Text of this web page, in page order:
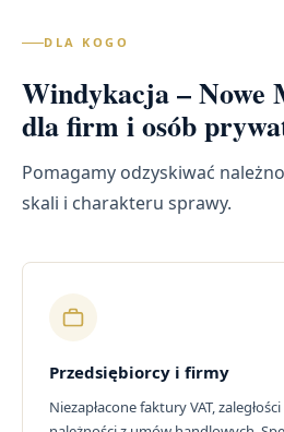
DLA KOGO
Windykacja – Nowe
dla firm i osób
Pomagamy odzyskiwać
skali i charakteru sprawy.
Przedsiębiorcy i firmy
Niezapłacone faktury VAT,